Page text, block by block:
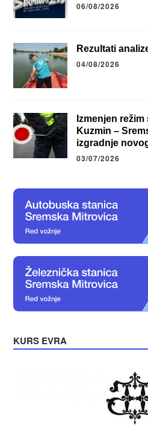
06/08/2026
Rezultati
04/08/2026
Izmenjen
Kuzmin –
izgradnje
03/07/2026
KURS EVRA